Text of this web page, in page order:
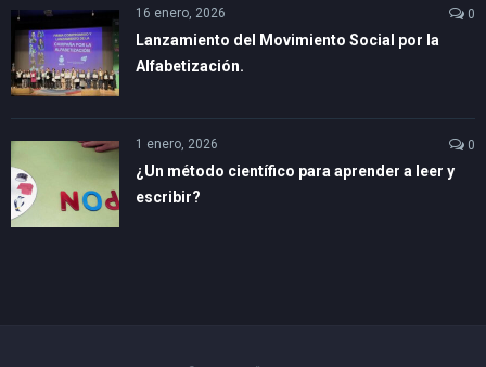
16 enero, 2026 0
Lanzamiento del Movimiento Social por la
Alfabetización.
1 enero, 2026 0
¿Un método científico para aprender a leer y
escribir?